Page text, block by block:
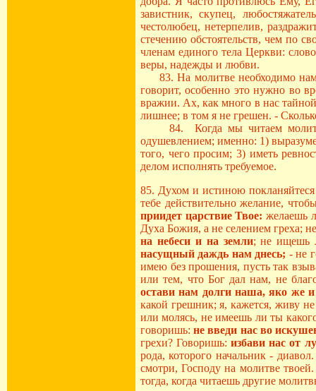
завистник, скупец,
честолюбец, нетерпелив,
стечению обстоятельств, чем по
членам единого тела Церкви:
веры, надежды и любви.
83. На молитве необходимо
говорит, особенно это нужно во
вражии. Ах, как много в нас
лишнее; в том я не грешен. -
84. Когда мы читаем
одушевлением; именно: 1)
того, чего просим; 3) иметь
делом исполнять требуемое.
85. Духом и истиною
тебе действительно желание,
приидет царствие Твое: желаешь
Духа Божия, а не селением греха;
на небеси и на земли; не ищешь
насущный даждь нам днесь; - не
имею без прошения, пусть так
или тем, что Бог дал нам, не
остави нам долги наша, яко же
какой грешник; я, кажется, живу
или молясь, не имеешь ли ты
говоришь:не введи нас во
грехи? Говоришь:избави нас от
рода, которого начальник -
смотри, Господу на молитве
тогда, когда читаешь другие